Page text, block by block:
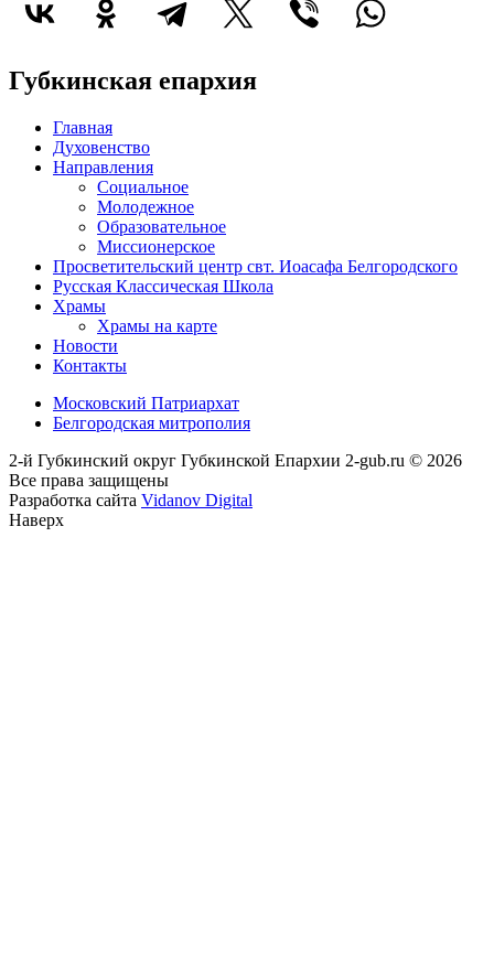
Губкинская епархия
Главная
Духовенство
Направления
Социальное
Молодежное
Образовательное
Миссионерское
Просветительский центр свт. Иоасафа Белгородского
Русская Классическая Школа
Храмы
Храмы на карте
Новости
Контакты
Московский Патриархат
Белгородская митрополия
2-й Губкинский округ Губкинской Епархии 2-gub.ru © 2026
Все права защищены
Разработка сайта Vidanov Digital
Наверх